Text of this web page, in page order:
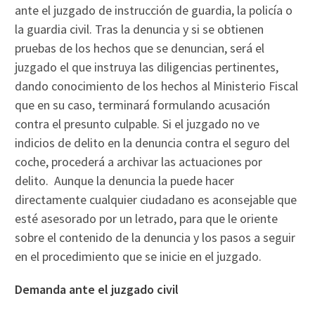
ante el juzgado de instrucción de guardia, la policía o
la guardia civil. Tras la denuncia y si se obtienen
pruebas de los hechos que se denuncian, será el
juzgado el que instruya las diligencias pertinentes,
dando conocimiento de los hechos al Ministerio Fiscal
que en su caso, terminará formulando acusación
contra el presunto culpable. Si el juzgado no ve
indicios de delito en la denuncia contra el seguro del
coche, procederá a archivar las actuaciones por
delito. Aunque la denuncia la puede hacer
directamente cualquier ciudadano es aconsejable que
esté asesorado por un letrado, para que le oriente
sobre el contenido de la denuncia y los pasos a seguir
en el procedimiento que se inicie en el juzgado.
Demanda ante el juzgado civil